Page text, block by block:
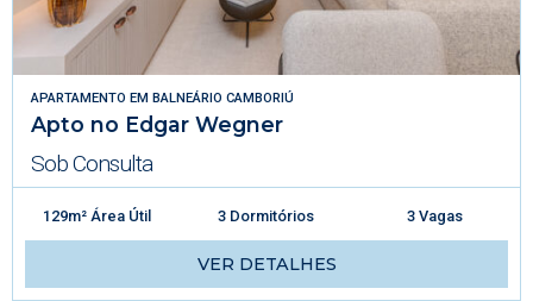
APARTAMENTO EM BALNEÁRIO CAMBORIÚ
Apto no Edgar Wegner
Sob Consulta
129m² Área Útil 3 Dormitórios 3 Vagas
VER DETALHES